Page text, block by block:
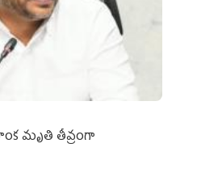
మృతి తీవ్రంగా